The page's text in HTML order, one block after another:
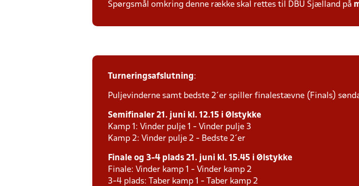
Spørgsmål omkring denne række skal rettes til DBU Sjælland på
Turneringsafslutning:
Puljevinderne samt bedste 2´er spiller finalestævne (Finals)
Semifinaler 21. juni kl. 12.15 i Ølstykke
Kamp 1: Vinder pulje 1 - Vinder pulje 3
Kamp 2: Vinder pulje 2 - Bedste 2´er
Finale og 3-4 plads 21. juni kl. 15.45 i Ølstykke
Finale: Vinder kamp 1 - Vinder kamp 2
3-4 plads: Taber kamp 1 - Taber kamp 2